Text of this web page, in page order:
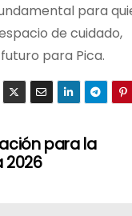
para
de cuidado,
para Pica.
para la
2026